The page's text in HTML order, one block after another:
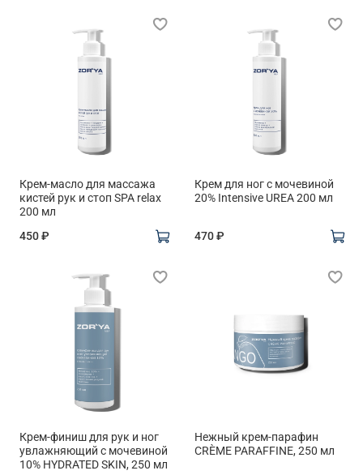
Крем-масло для массажа
кистей рук и стоп SPA relax
200 мл
450 ₽
Крем для ног с мочевиной
20% Intensive UREA 200 мл
470 ₽
Крем-финиш для рук и ног
увлажняющий с мочевиной
10% HYDRATED SKIN, 250 мл
Нежный крем-парафин
CRÈME PARAFFINE, 250 мл